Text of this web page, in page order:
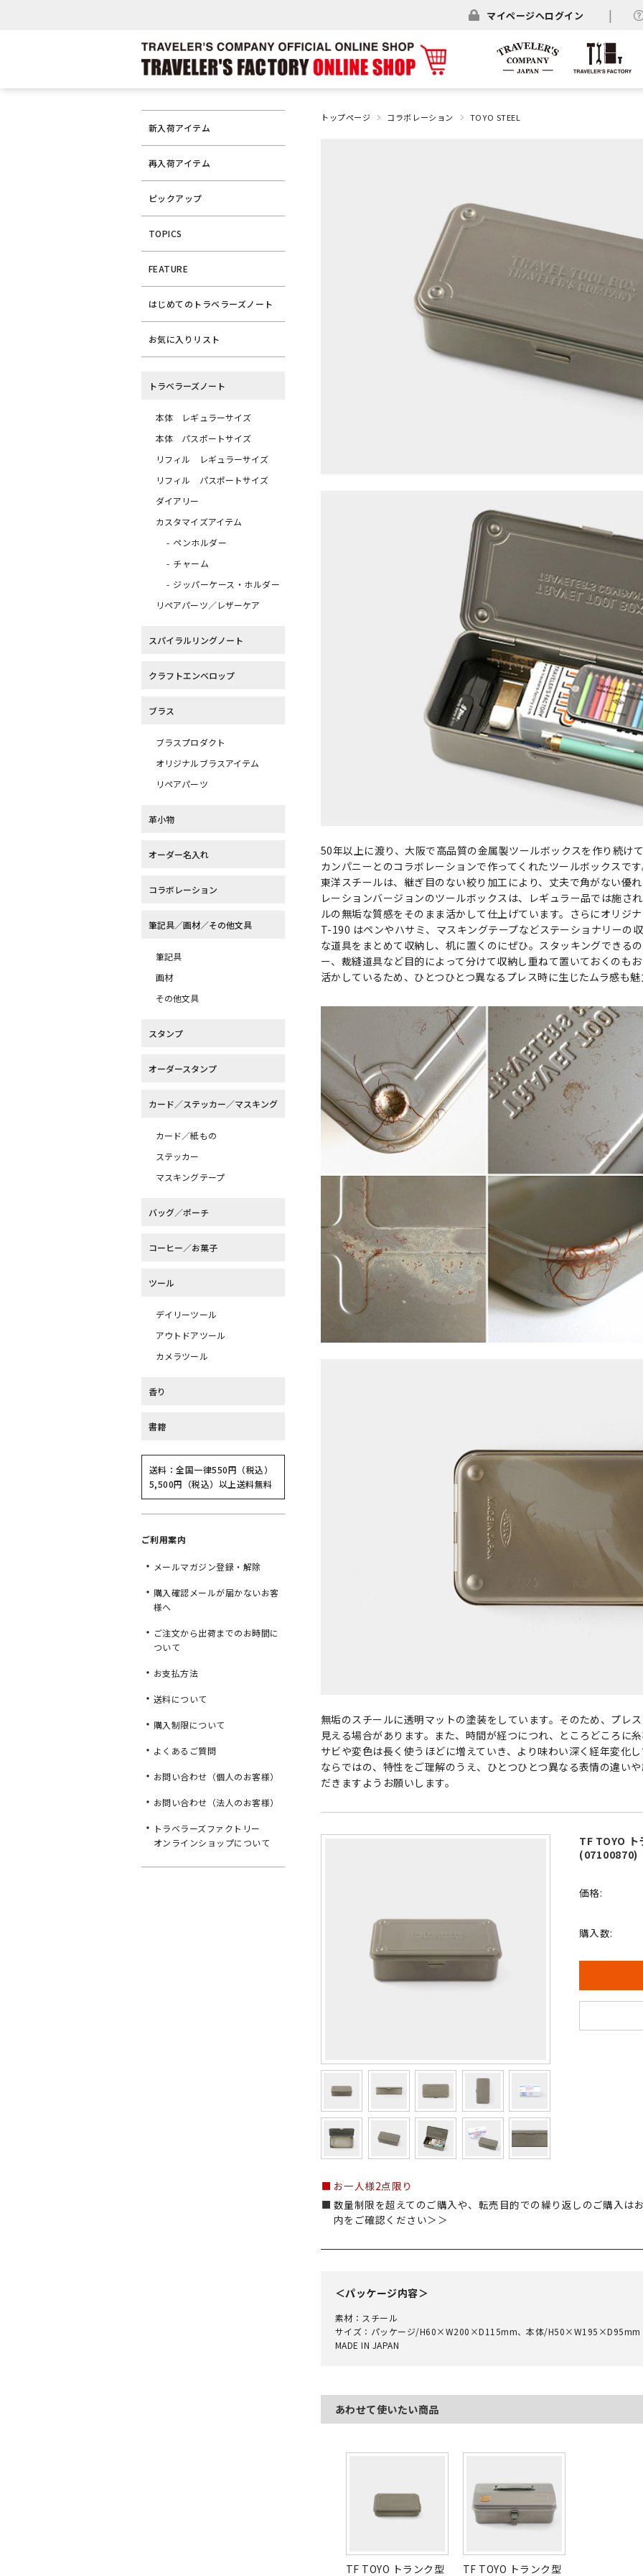
マイページへログイン
トップページ コラボレーション TOYO STEEL
50年以上に渡り、大阪で高品質の金属製ツールボックスを作り続け
カンパニーとのコラボレーションで作ってくれたツールボックスで
東洋スチールは、継ぎ目のない絞り加工により、丈夫で角がない優
レーションバージョンのツールボックスは、レギュラー品では施さ
ルの無垢な質感をそのまま活かして仕上げています。さらにオリジ
T-190 はペンやハサミ、マスキングテープなどステーショナリーの
な道具をまとめて収納し、机に置くのにぜひ。スタッキングできる
ー、裁縫道具など目的によって分けて収納し重ねて置いておくのも
活かしているため、ひとつひとつ異なるプレス時に生じたムラ感も
無垢のスチールに透明マットの塗装をしています。そのため、プレ
見える場合があります。また、時間が経つにつれ、ところどころに
サビや変色は長く使うほどに増えていき、より味わい深く経年変化
ならではの、特性をご理解のうえ、ひとつひとつ異なる表情の違い
だきますようお願いします。
TF TOYO
(07100870)
価格:
購入数:
お一人様2点限り
数量制限を超えてのご購入や、転売目的での繰り返しのご購入は
内をご確認ください＞＞
＜パッケージ内容＞
素材：スチール
サイズ：パッケージ/H60×W200×D115mm、本体/H50×W195×D95mm
MADE IN JAPAN
あわせて使いたい商品
TF TOYO トランク型
TF TOYO トランク型
新入荷アイテム
再入荷アイテム
ピックアップ
TOPICS
FEATURE
はじめてのトラベラーズノート
お気に入りリスト
トラベラーズノート
本体 レギュラーサイズ
本体 パスポートサイズ
リフィル レギュラーサイズ
リフィル パスポートサイズ
ダイアリー
カスタマイズアイテム
ペンホルダー
チャーム
ジッパーケース・ホルダー
リペアパーツ／レザーケア
スパイラルリングノート
クラフトエンベロップ
ブラス
ブラスプロダクト
オリジナルブラスアイテム
リペアパーツ
革小物
オーダー名入れ
コラボレーション
筆記具／画材／その他文具
筆記具
画材
その他文具
スタンプ
オーダースタンプ
カード／ステッカー／マスキング
カード／紙もの
ステッカー
マスキングテープ
バッグ／ポーチ
コーヒー／お菓子
ツール
デイリーツール
アウトドアツール
カメラツール
香り
書籍
送料：全国一律550円（税込）
5,500円（税込）以上送料無料
ご利用案内
メールマガジン登録・解除
購入確認メールが届かないお客
様へ
ご注文から出荷までのお時間に
ついて
お支払方法
送料について
購入制限について
よくあるご質問
お問い合わせ（個人のお客様）
お問い合わせ（法人のお客様）
トラベラーズファクトリー
オンラインショップについて